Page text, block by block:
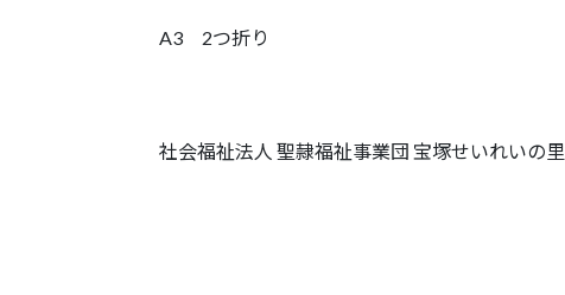
A3 2つ折り
社会福祉法人 聖隷福祉事業団 宝塚せいれいの里